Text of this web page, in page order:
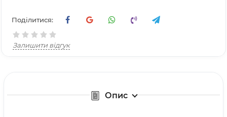
Поділитися:
Залишити відгук
Опис